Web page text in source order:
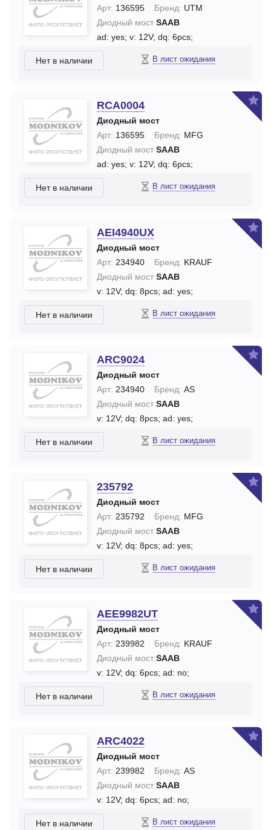
Арт: 136595 Бренд: UTM
Диодный мост SAAB
ad: yes; v: 12V; dq: 6pcs;
Нет в наличии В лист ожидания
RCA0004
Диодный мост
Арт: 136595 Бренд: MFG
Диодный мост SAAB
ad: yes; v: 12V; dq: 6pcs;
Нет в наличии В лист ожидания
AEI4940UX
Диодный мост
Арт: 234940 Бренд: KRAUF
Диодный мост SAAB
v: 12V; dq: 8pcs; ad: yes;
Нет в наличии В лист ожидания
ARC9024
Диодный мост
Арт: 234940 Бренд: AS
Диодный мост SAAB
v: 12V; dq: 8pcs; ad: yes;
Нет в наличии В лист ожидания
235792
Диодный мост
Арт: 235792 Бренд: MFG
Диодный мост SAAB
v: 12V; dq: 8pcs; ad: yes;
Нет в наличии В лист ожидания
AEE9982UT
Диодный мост
Арт: 239982 Бренд: KRAUF
Диодный мост SAAB
v: 12V; dq: 6pcs; ad: no;
Нет в наличии В лист ожидания
ARC4022
Диодный мост
Арт: 239982 Бренд: AS
Диодный мост SAAB
v: 12V; dq: 6pcs; ad: no;
Нет в наличии В лист ожидания